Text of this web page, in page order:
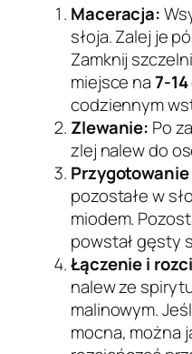
Maceracja:
słoja. Zalej je
Zamknij
miejsce na7-
codziennym
Zlewanie: Po
zlej nalew do
pozostałe w
miodem.
powstał gęsty
Łączenie i
nalew ze
malinowym.
mocna, można